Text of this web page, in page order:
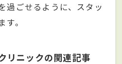
過ごせるように、スタッ
。
リニックの関連記事